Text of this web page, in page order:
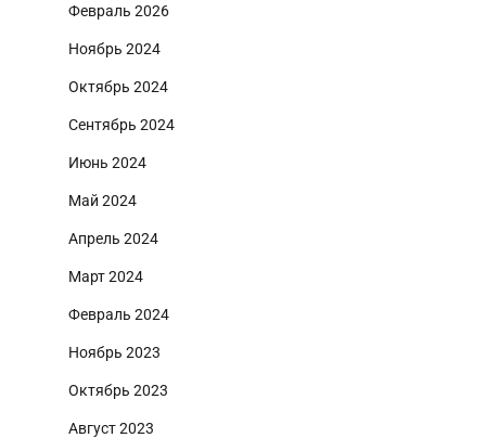
Февраль 2026
Ноябрь 2024
Октябрь 2024
Сентябрь 2024
Июнь 2024
Май 2024
Апрель 2024
Март 2024
Февраль 2024
Ноябрь 2023
Октябрь 2023
Август 2023